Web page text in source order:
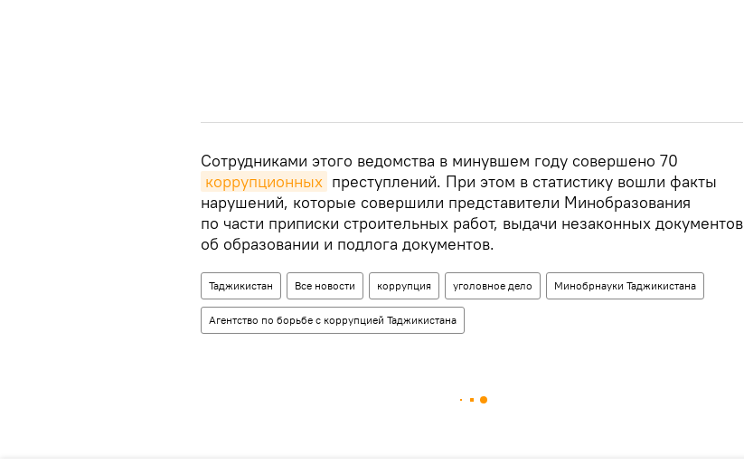
Сотрудниками этого ведомства в минувшем году совершено 70
коррупционных преступлений. При этом в статистику вошли факты
нарушений, которые совершили представители Минобразования
по части приписки строительных работ, выдачи незаконных документов
об образовании и подлога документов.
Таджикистан Все новости коррупция уголовное дело Минобрнауки Таджикистана
Агентство по борьбе с коррупцией Таджикистана